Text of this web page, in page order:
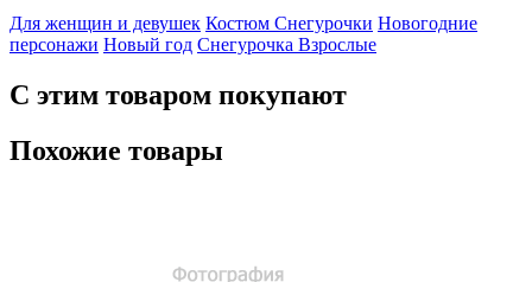
Для женщин и девушек Костюм Снегурочки Новогодние
персонажи Новый год Снегурочка Взрослые
С этим товаром покупают
Похожие товары